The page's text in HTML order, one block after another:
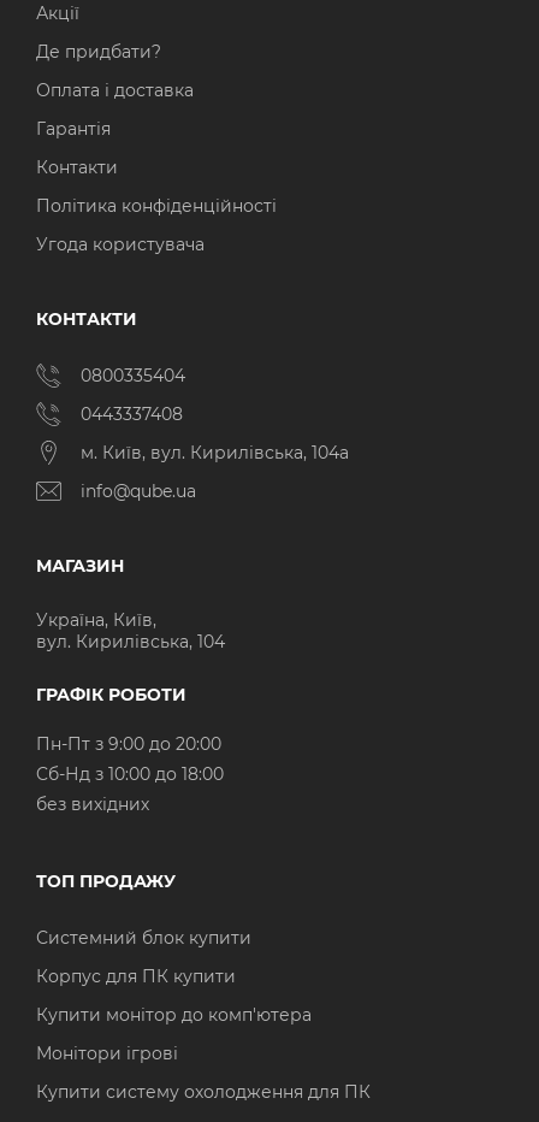
Акції
Де придбати?
Оплата і доставка
Гарантія
Контакти
Політика конфіденційності
Угода користувача
КОНТАКТИ
0800335404
0443337408
м. Київ, вул. Кирилівська, 104а
info@qube.ua
МАГАЗИН
Україна, Київ,
вул. Кирилівська, 104
ГРАФІК РОБОТИ
Пн-Пт з 9:00 до 20:00
Cб-Нд з 10:00 до 18:00
без вихідних
ТОП ПРОДАЖУ
Системний блок купити
Корпус для ПК купити
Купити монітор до комп'ютера
Монітори ігрові
Купити систему охолодження для ПК